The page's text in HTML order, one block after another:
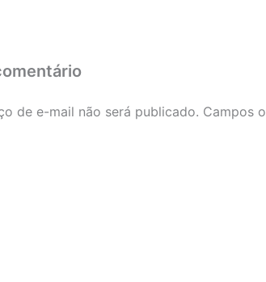
de e-mail não será publicado. Campos